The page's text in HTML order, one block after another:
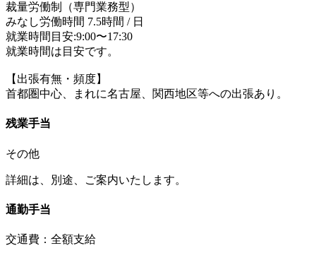
裁量労働制（専門業務型）
みなし労働時間 7.5時間 / 日
就業時間目安:9:00〜17:30
就業時間は目安です。
【出張有無・頻度】
首都圏中心、まれに名古屋、関西地区等への出張あり。
残業手当
その他
詳細は、別途、ご案内いたします。
通勤手当
交通費：全額支給